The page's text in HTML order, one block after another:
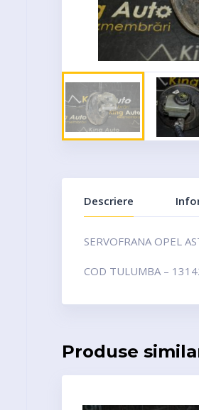
Descriere
SERVOFRANA OPEL
COD TULUMBA –
Produse